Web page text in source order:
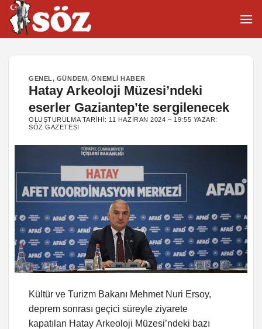
İçeriğe
atla
GENEL, GÜNDEM,ÖNEMLI HABER
Hatay Arkeoloji Müzesi’ndeki
eserler Gaziantep’te sergilenecek
OLUŞTURULMA TARIHI: 11 HAZIRAN 2024 – 19:55 YAZAR:
SÖZ GAZETESI
Kültür ve Turizm Bakanı Mehmet Nuri Ersoy,
deprem sonrası geçici süreyle ziyarete
kapatılan Hatay Arkeoloji Müzesi’ndeki bazı